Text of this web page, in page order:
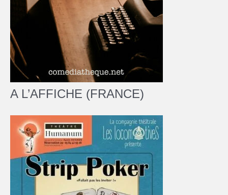
A L’AFFICHE (FRANCE)